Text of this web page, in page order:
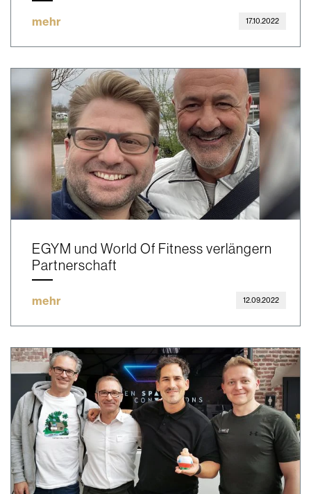
mehr 17.10.2022
EGYM und World Of Fitness verlängern
Partnerschaft
mehr 12.09.2022